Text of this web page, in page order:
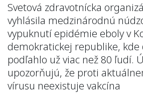
Svetová zdravotnícka
vyhlásila medzinárodnú
vypuknutí epidémie eboly v
demokratickej republike, kde
podľahlo už viac než 80 ľudí.
upozorňujú, že proti
vírusu neexistuje vakcína